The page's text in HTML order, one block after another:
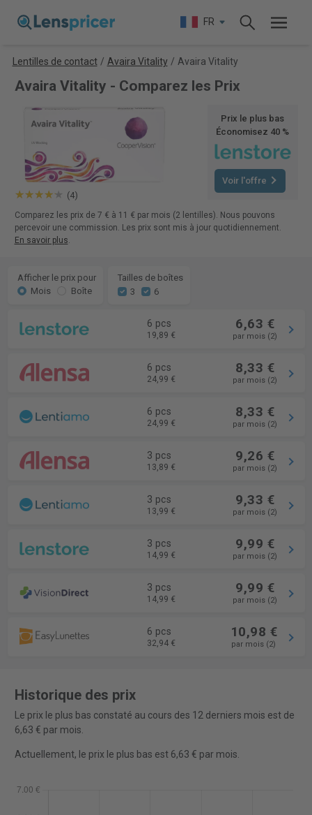
FR
Lentilles de contact / Avaira Vitality / Avaira Vitality
Avaira Vitality - Comparez les Prix
(4)
Prix le plus bas
Économisez 40 %
Voir l'offre
Comparez les prix de 7 € à 11 € par mois (2 lentilles). Nous pouvons
percevoir une commission. Les prix sont mis à jour quotidiennement.
En savoir plus.
Afficher le prix pour
Mois
Boîte
Tailles de boîtes
3
6
6 pcs
19,89 €
6,63 €
par mois (2)
6 pcs
24,99 €
8,33 €
par mois (2)
6 pcs
24,99 €
8,33 €
par mois (2)
3 pcs
13,89 €
9,26 €
par mois (2)
3 pcs
13,99 €
9,33 €
par mois (2)
3 pcs
14,99 €
9,99 €
par mois (2)
3 pcs
14,99 €
9,99 €
par mois (2)
6 pcs
32,94 €
10,98 €
par mois (2)
Historique des prix
Le prix le plus bas constaté au cours des 12 derniers mois est de
6,63 € par mois.
Actuellement, le prix le plus bas est 6,63 € par mois.